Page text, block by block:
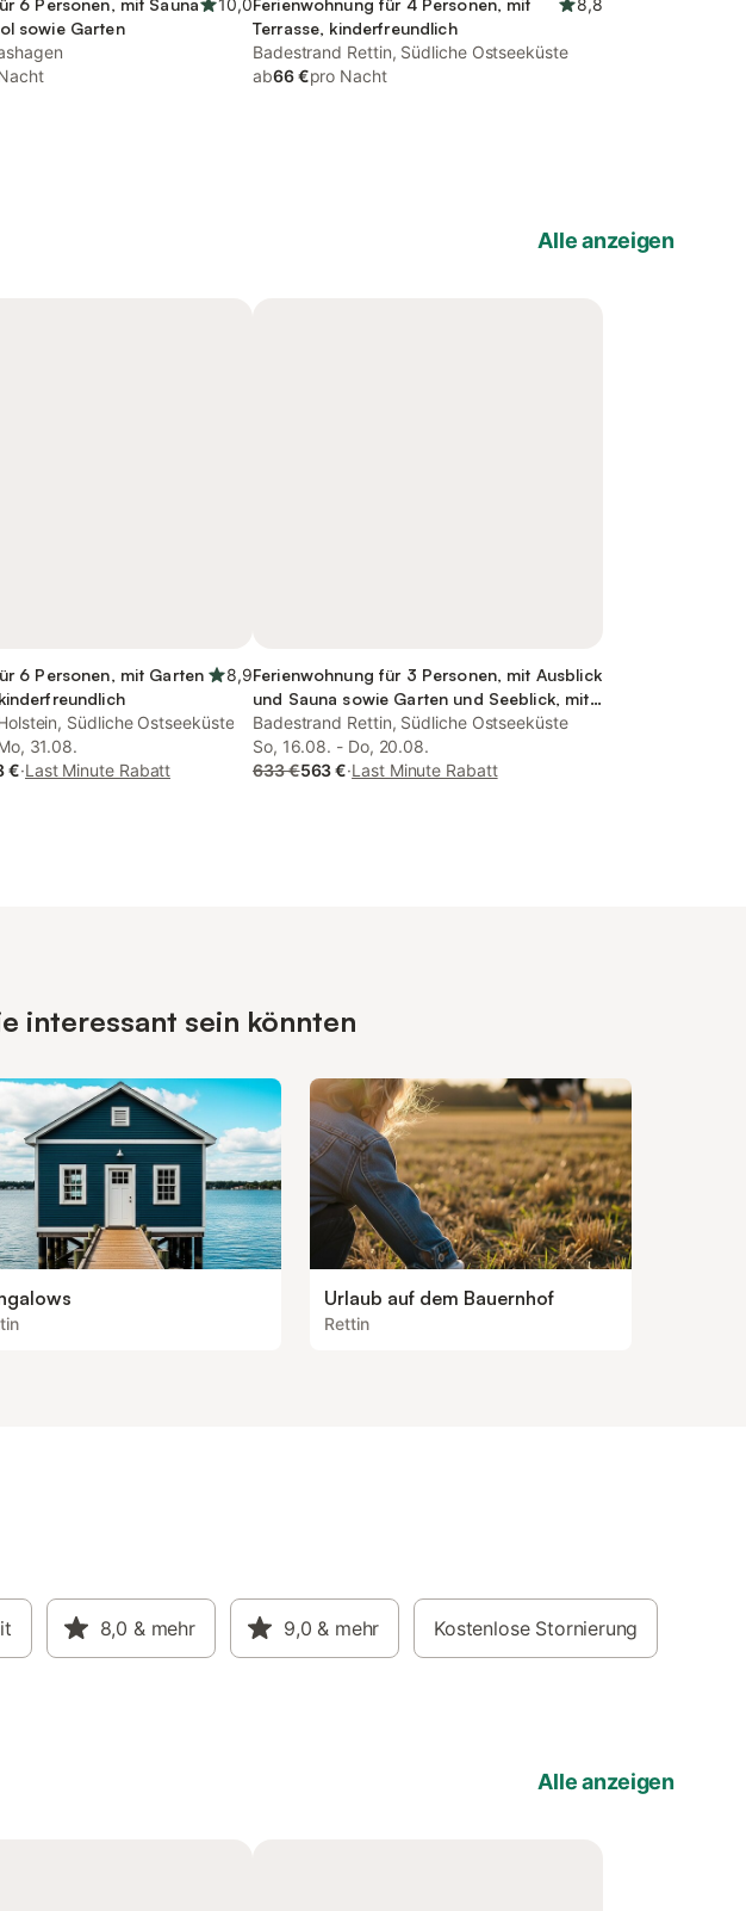
6 Personen, mit Sauna
sowie Garten
10,0Ferienwohnung für 4 Personen, mit
Terrasse, kinderfreundlich
8,8
Badestrand Rettin, Südliche Ostseeküste
ab66 €pro Nacht
Alle anzeigen
6 Personen, mit Garten
8,9
Südliche Ostseeküste
31.08.
€·Last Minute Rabatt
Ferienwohnung für 3 Personen, mit Ausblick
und Sauna sowie Garten und Seeblick, mit
Haustier
Badestrand Rettin, Südliche Ostseeküste
So, 16.08. - Do, 20.08.
633 €563 €·Last Minute Rabatt
interessant sein könnten
Urlaub auf dem Bauernhof
Rettin
8,0 & mehr 9,0 & mehr Kostenlose Stornierung
Alle anzeigen